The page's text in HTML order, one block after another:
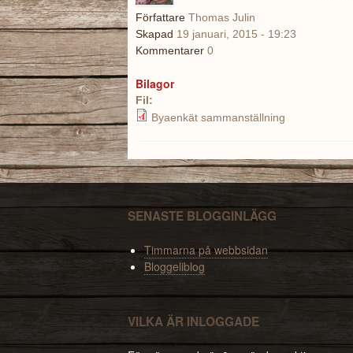
Författare Thomas Julin
Skapad 19 januari, 2015 - 19:23
Kommentarer 0
Bilagor
Fil:
Byaenkät sammanställning
SENASTE BLOGGINLÄGG
Timmarna på webbsidan
Bloggeliblog
VILKA ÄR INLOGGADE